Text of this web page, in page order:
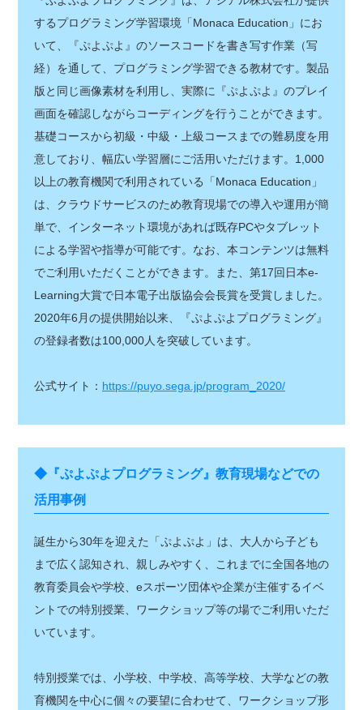
するプログラミング学習環境「Monaca Education」にお
いて、『ぷよぷよ』のソースコードを書き写す作業（写
経）を通して、プログラミング学習できる教材です。製品
版と同じ画像素材を利用し、実際に『ぷよぷよ』のプレイ
画面を確認しながらコーディングを行うことができます。
基礎コースから初級・中級・上級コースまでの難易度を用
意しており、幅広い学習層にご活用いただけます。1,000
以上の教育機関で利用されている「Monaca Education」
は、クラウドサービスのため教育現場での導入や運用が簡
単で、インターネット環境があれば既存PCやタブレット
による学習や指導が可能です。なお、本コンテンツは無料
でご利用いただくことができます。また、第17回日本e-
Learning大賞で日本電子出版協会会長賞を受賞しました。
2020年6月の提供開始以来、『ぷよぷよプログラミング』
の登録者数は100,000人を突破しています。
公式サイト： https://puyo.sega.jp/program_2020/
◆『ぷよぷよプログラミング』教育現場などでの
活用事例
誕生から30年を迎えた「ぷよぷよ」は、大人から子ども
まで広く認知され、親しみやすく、これまでに全国各地の
教育委員会や学校、eスポーツ団体や企業が主催するイベ
ントでの特別授業、ワークショップ等の場でご利用いただ
いています。
特別授業では、小学校、中学校、高等学校、大学などの教
育機関を中心に個々の要望に合わせて、ワークショップ形